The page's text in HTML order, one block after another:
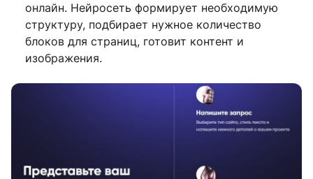
онлайн. Нейросеть формирует необходимую
структуру, подбирает нужное количество
блоков для страниц, готовит контент и
изображения.